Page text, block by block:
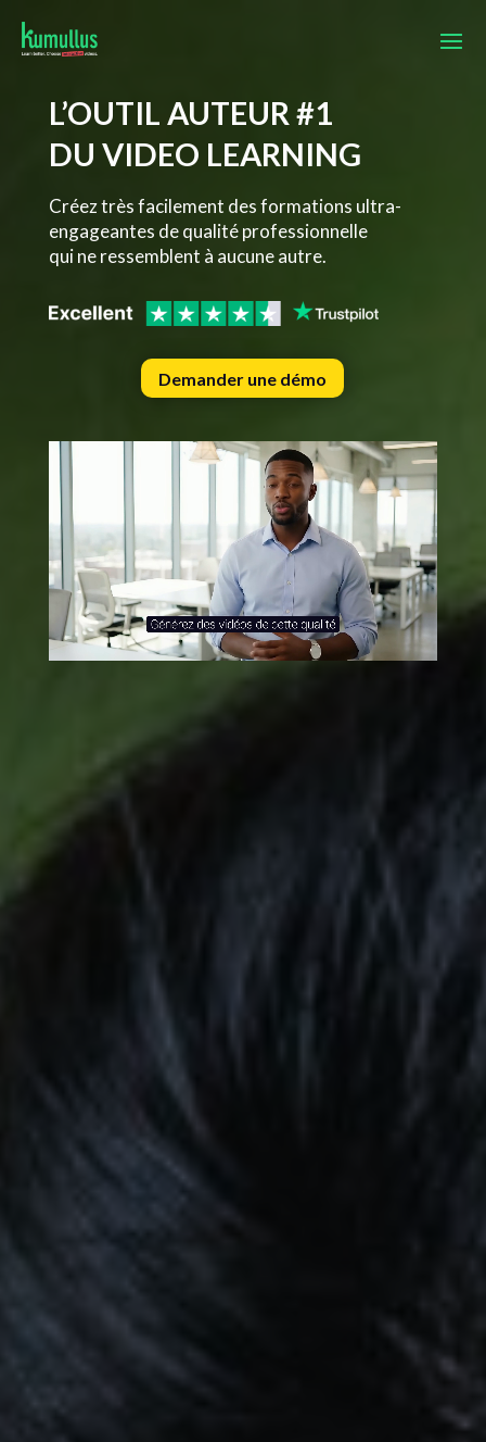
L’OUTIL AUTEUR #1
DU VIDEO LEARNING
Créez très facilement des formations ultra-
engageantes de qualité professionnelle
qui ne ressemblent à aucune autre.
Demander une démo